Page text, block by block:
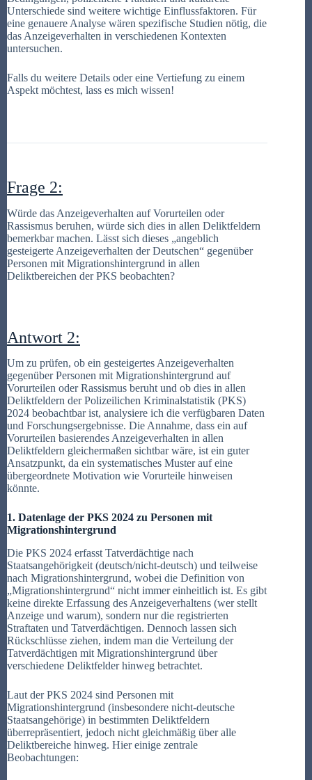
Unterschiede sind weitere wichtige Einflussfaktoren. Für
eine genauere Analyse wären spezifische Studien nötig, die
das Anzeigeverhalten in verschiedenen Kontexten
untersuchen.
Falls du weitere Details oder eine Vertiefung zu einem
Aspekt möchtest, lass es mich wissen!
Frage 2:
Würde das Anzeigeverhalten auf Vorurteilen oder
Rassismus beruhen, würde sich dies in allen Deliktfeldern
bemerkbar machen. Lässt sich dieses „angeblich
gesteigerte Anzeigeverhalten der Deutschen“ gegenüber
Personen mit Migrationshintergrund in allen
Deliktbereichen der PKS beobachten?
Antwort 2:
Um zu prüfen, ob ein gesteigertes Anzeigeverhalten
gegenüber Personen mit Migrationshintergrund auf
Vorurteilen oder Rassismus beruht und ob dies in allen
Deliktfeldern der Polizeilichen Kriminalstatistik (PKS)
2024 beobachtbar ist, analysiere ich die verfügbaren Daten
und Forschungsergebnisse. Die Annahme, dass ein auf
Vorurteilen basierendes Anzeigeverhalten in allen
Deliktfeldern gleichermaßen sichtbar wäre, ist ein guter
Ansatzpunkt, da ein systematisches Muster auf eine
übergeordnete Motivation wie Vorurteile hinweisen
könnte.
1. Datenlage der PKS 2024 zu Personen mit
Migrationshintergrund
Die PKS 2024 erfasst Tatverdächtige nach
Staatsangehörigkeit (deutsch/nicht-deutsch) und teilweise
nach Migrationshintergrund, wobei die Definition von
„Migrationshintergrund“ nicht immer einheitlich ist. Es gibt
keine direkte Erfassung des Anzeigeverhaltens (wer stellt
Anzeige und warum), sondern nur die registrierten
Straftaten und Tatverdächtigen. Dennoch lassen sich
Rückschlüsse ziehen, indem man die Verteilung der
Tatverdächtigen mit Migrationshintergrund über
verschiedene Deliktfelder hinweg betrachtet.
Laut der PKS 2024 sind Personen mit
Migrationshintergrund (insbesondere nicht-deutsche
Staatsangehörige) in bestimmten Deliktfeldern
überrepräsentiert, jedoch nicht gleichmäßig über alle
Deliktbereiche hinweg. Hier einige zentrale
Beobachtungen: